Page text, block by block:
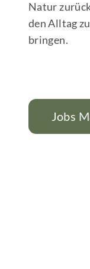
Natur
den Alltag zu
bringen.
Jobs